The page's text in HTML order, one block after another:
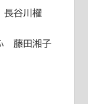
長谷川櫂
藤田湘子